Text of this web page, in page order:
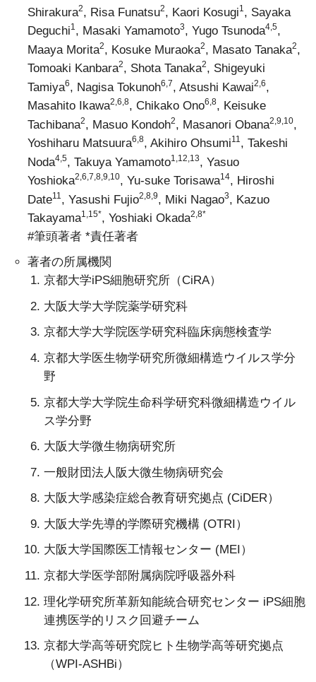
Shirakura2 , Risa Funatsu2 , Kaori Kosugi1
, Sayaka
Deguchi1 , Masaki Yamamoto3, Yugo Tsunoda4,5,
Maaya Morita2 , Kosuke Muraoka2 , Masato Tanaka2
Tomoaki Kanbara2, Shota Tanaka2, Shigeyuki
Tamiya6 , Nagisa Tokunoh6,7 , Atsushi Kawai2,6
Masahito Ikawa2,6,8, Chikako Ono6,8, Keisuke
Tachibana2 , Masuo Kondoh2 , Masanori Obana2,9,10
Yoshiharu Matsuura6,8, Akihiro Ohsumi11 , Takeshi
Noda4,5 , Takuya Yamamoto1,12,13
, Yasuo
Yoshioka2,6,7,8,9,10,Yu-suke Torisawa14, Hiroshi
Date11 , Yasushi Fujio2,8,9 , Miki Nagao3
, Kazuo
Takayama1,15*,Yoshiaki Okada2,8*
#筆頭著者 *責任著者
著者の所属機関
京都大学iPS細胞研究所（CiRA）
大阪大学大学院薬学研究科
京都大学大学院医学研究科臨床病態検査学
京都大学医生物学研究所微細構造ウイルス学分
野
京都大学大学院生命科学研究科微細構造ウイル
ス学分野
大阪大学微生物病研究所
一般財団法人阪大微生物病研究会
大阪大学感染症総合教育研究拠点 (CiDER）
大阪大学先導的学際研究機構 (OTRI）
大阪大学国際医工情報センター (MEI）
京都大学医学部附属病院呼吸器外科
理化学研究所革新知能統合研究センター iPS細胞
連携医学的リスク回避チーム
京都大学高等研究院ヒト生物学高等研究拠点
（WPI-ASHBi）